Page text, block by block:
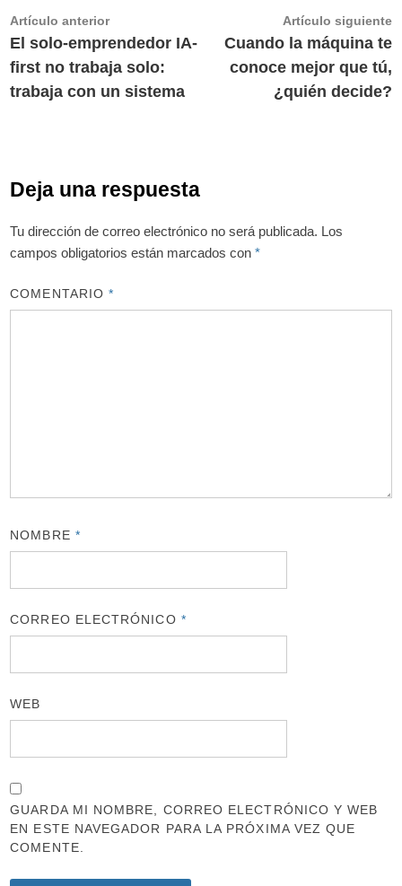
Navegación
de
entradas
Artículo anteriorArtículo
anterior:
El solo-emprendedor IA-
first no trabaja solo:
trabaja con un sistema
Artículo siguiente
Cuando la máquina te
conoce mejor que tú,
¿quién decide?
Deja una respuesta
Tu dirección de correo electrónico no será publicada. Los
campos obligatorios están marcados con*
COMENTARIO*
NOMBRE *
CORREO ELECTRÓNICO *
WEB
GUARDA MI NOMBRE, CORREO ELECTRÓNICO Y WEB
EN ESTE NAVEGADOR PARA LA PRÓXIMA VEZ QUE
COMENTE.